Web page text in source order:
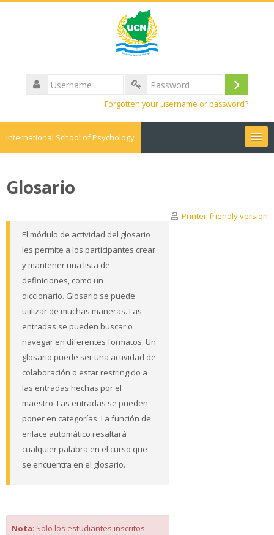
Username
Log
Forgotten your username or password?
International School of Psychology
Glosario
Printer-friendly version
El módulo de actividad del glosario
les permite a los participantes crear
y mantener una lista de
definiciones, como un
diccionario. Glosario se puede
utilizar de muchas maneras. Las
entradas se pueden buscar o
navegar en diferentes formatos. Un
glosario puede ser una actividad de
colaboración o estar restringido a
las entradas hechas por el
maestro. Las entradas se pueden
poner en categorías. La función de
enlace automático resaltará
cualquier palabra en el curso que
se encuentra en el glosario.
Nota: Solo los estudiantes inscritos